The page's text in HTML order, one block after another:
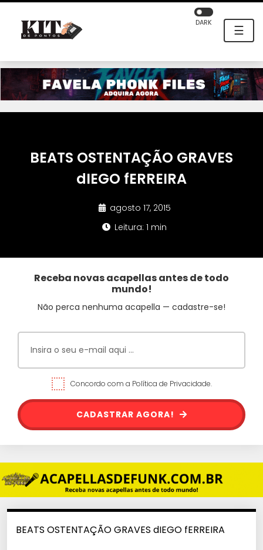
☰
DARK
BEATS OSTENTAÇÃO GRAVES
dIEGO fERREIRA
agosto 17, 2015
Leitura: 1 min
Receba novas acapellas antes de todo
mundo!
Não perca nenhuma acapella — cadastre-se!
Concordo com a Política de Privacidade.
CADASTRAR AGORA!
BEATS OSTENTAÇÃO GRAVES dIEGO fERREIRA